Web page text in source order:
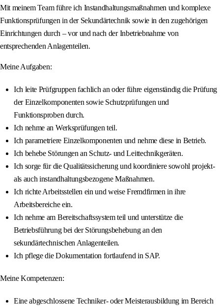
Mit meinem Team führe ich Instandhaltungsmaßnahmen und komplexe
Funktionsprüfungen in der Sekundärtechnik sowie in den zugehörigen
Einrichtungen durch – vor und nach der Inbetriebnahme von
entsprechenden Anlagenteilen.
Meine Aufgaben:
Ich leite Prüfgruppen fachlich an oder führe eigenständig die Prüfung
der Einzelkomponenten sowie Schutzprüfungen und
Funktionsproben durch.
Ich nehme an Werksprüfungen teil.
Ich parametriere Einzelkomponenten und nehme diese in Betrieb.
Ich behebe Störungen an Schutz- und Leittechnikgeräten.
Ich sorge für die Qualitätssicherung und koordiniere sowohl projekt-
als auch instandhaltungsbezogene Maßnahmen.
Ich richte Arbeitsstellen ein und weise Fremdfirmen in ihre
Arbeitsbereiche ein.
Ich nehme am Bereitschaftssystem teil und unterstütze die
Betriebsführung bei der Störungsbehebung an den
sekundärtechnischen Anlagenteilen.
Ich pflege die Dokumentation fortlaufend in SAP.
Meine Kompetenzen:
Eine abgeschlossene Techniker- oder Meisterausbildung im Bereich